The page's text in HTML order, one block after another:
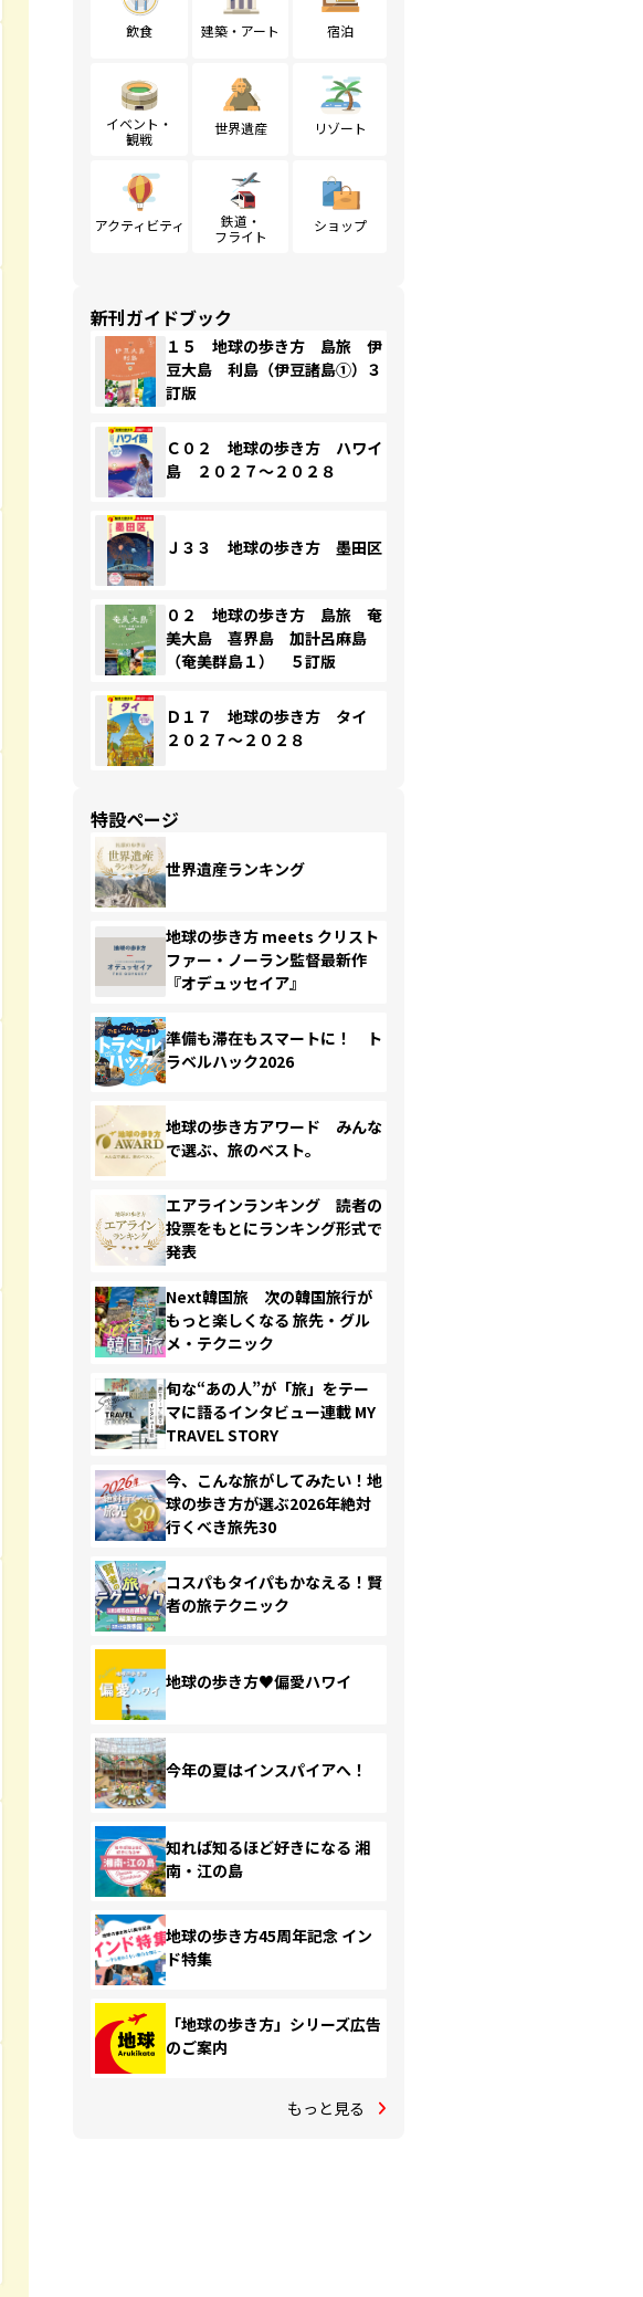
飲食 建築・アート 宿泊
イベント・
観戦
世界遺産 リゾート
アクティビティ
鉄道・
フライト
ショップ
新刊ガイドブック
１５ 地球の歩き方 島旅 伊
豆大島 利島（伊豆諸島①）３
訂版
Ｃ０２ 地球の歩き方 ハワイ
島 ２０２７～２０２８
Ｊ３３ 地球の歩き方 墨田区
０２ 地球の歩き方 島旅 奄
美大島 喜界島 加計呂麻島
（奄美群島１） ５訂版
Ｄ１７ 地球の歩き方 タイ
２０２７～２０２８
特設ページ
世界遺産ランキング
地球の歩き方 meets クリスト
ファー・ノーラン監督最新作
『オデュッセイア』
準備も滞在もスマートに！ ト
ラベルハック2026
地球の歩き方アワード みんな
で選ぶ、旅のベスト。
エアラインランキング 読者の
投票をもとにランキング形式で
発表
Next韓国旅 次の韓国旅行が
もっと楽しくなる 旅先・グル
メ・テクニック
旬な“あの人”が「旅」をテー
マに語るインタビュー連載 MY
TRAVEL STORY
今、こんな旅がしてみたい！地
球の歩き方が選ぶ2026年絶対
行くべき旅先30
コスパもタイパもかなえる！賢
者の旅テクニック
地球の歩き方♥偏愛ハワイ
今年の夏はインスパイアへ！
知れば知るほど好きになる 湘
南・江の島
地球の歩き方45周年記念 イン
ド特集
「地球の歩き方」シリーズ広告
のご案内
もっと見る